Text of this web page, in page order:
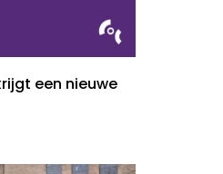
een nieuwe